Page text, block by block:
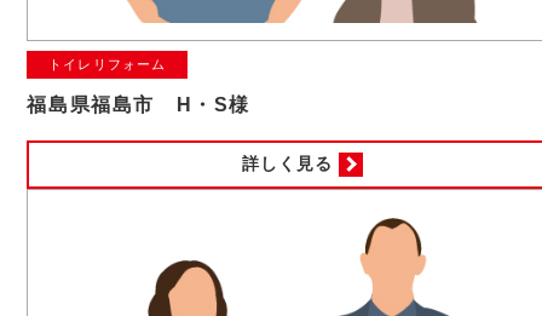
トイレリフォーム
福島県福島市 H・S様
詳しく見る